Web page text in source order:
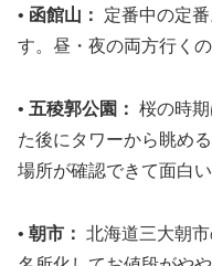
• 函館山：
定番中の定
す。昼・夜の両方行くの
• 五稜郭公園： 桜の時
た後にタワーから眺め
場所が確認できて面白い
• 朝市： 北海道三大朝